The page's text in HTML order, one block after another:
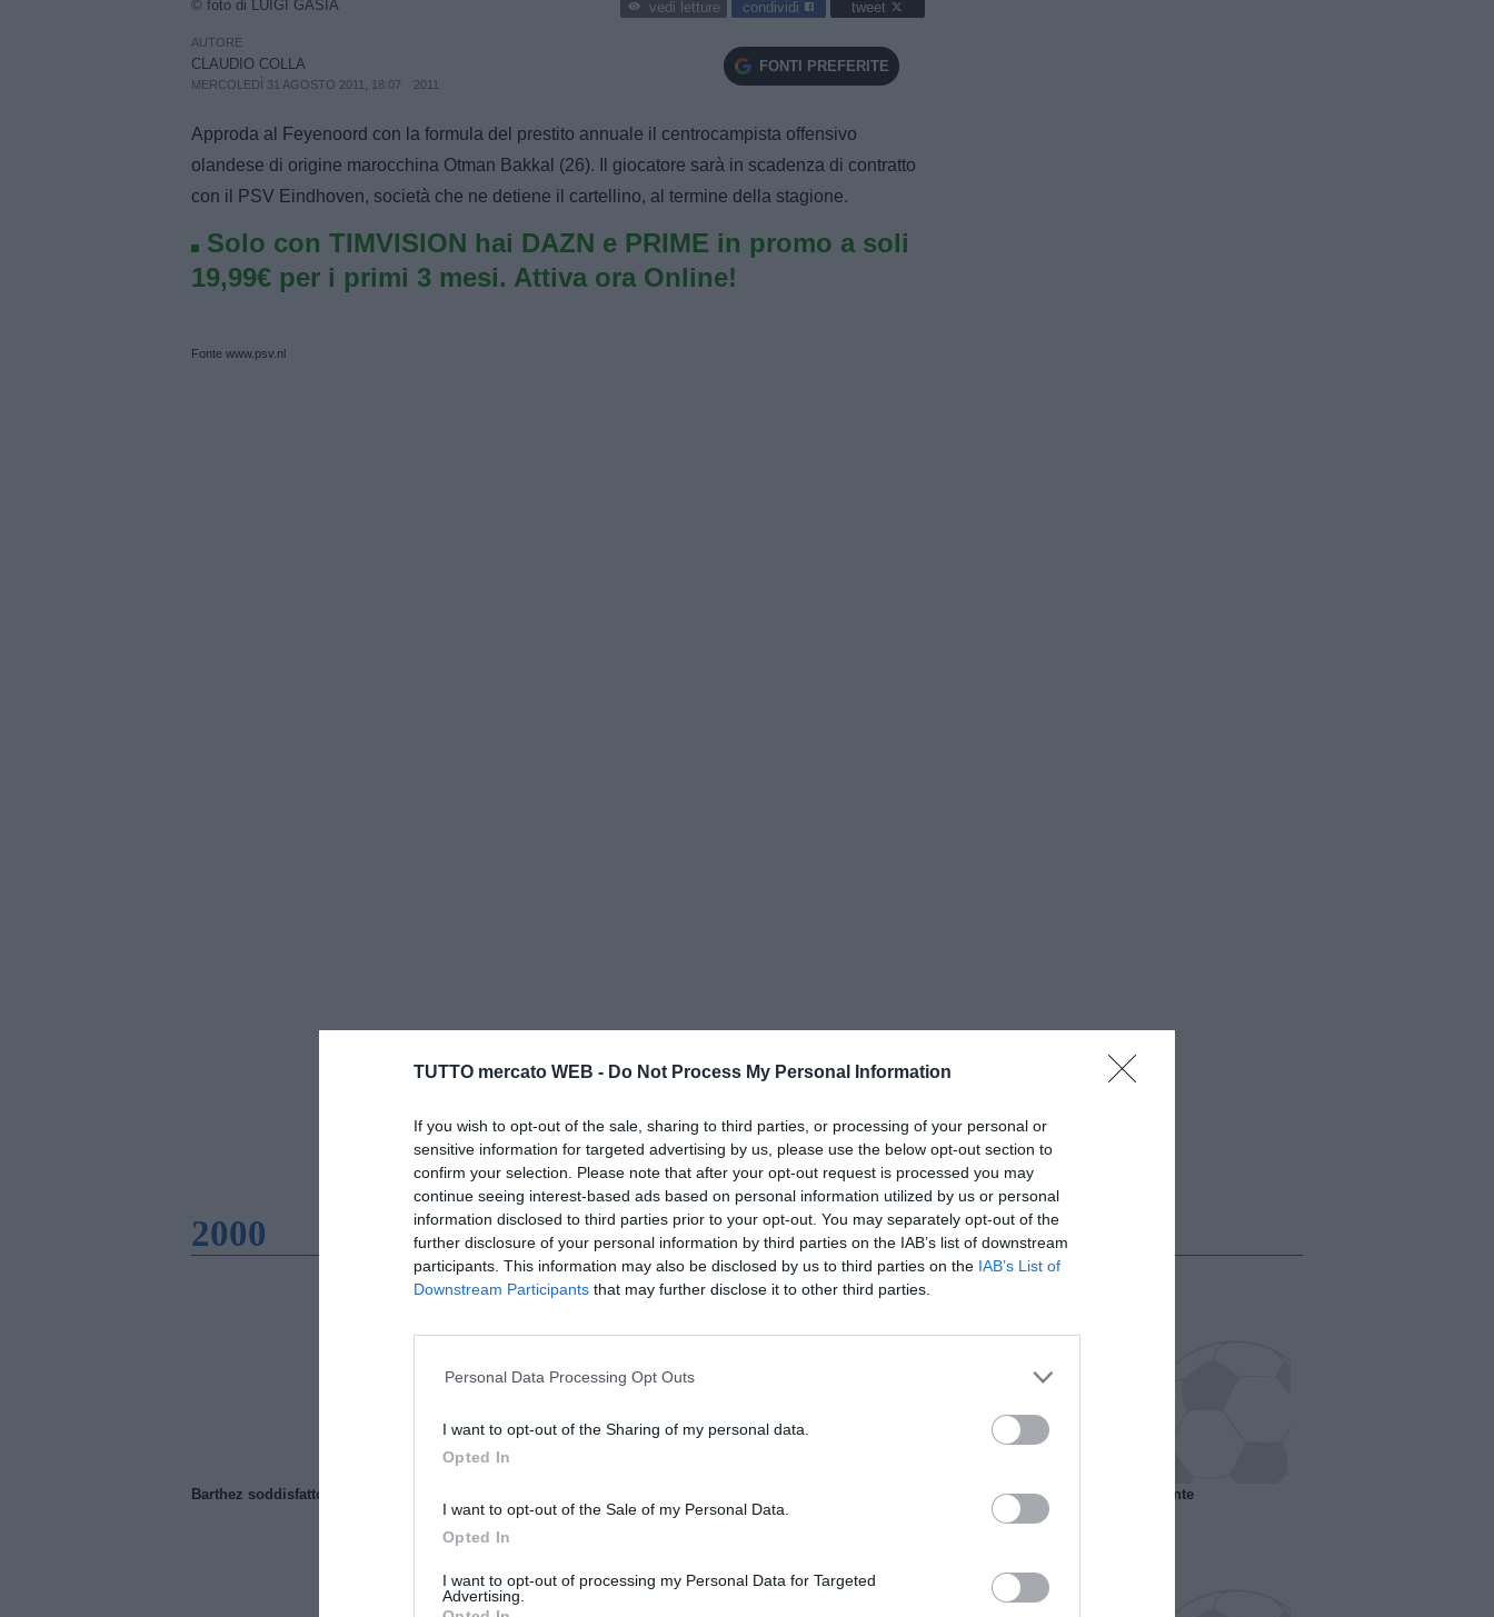
TUTTO mercato WEB - Do Not Process My Personal Information
If you wish to opt-out of the sale, sharing to third parties, or processing of your personal or
sensitive information for targeted advertising by us, please use the below opt-out section to
confirm your selection. Please note that after your opt-out request is processed you may
continue seeing interest-based ads based on personal information utilized by us or personal
information disclosed to third parties prior to your opt-out. You may separately opt-out of the
further disclosure of your personal information by third parties on the IAB’s list of downstream
participants. This information may also be disclosed by us to third parties on the IAB’s List of
Downstream Participants that may further disclose it to other third parties.
Personal Data Processing Opt Outs
I want to opt-out of the Sharing of my personal data.
Opted In
I want to opt-out of the Sale of my Personal Data.
Opted In
I want to opt-out of processing my Personal Data for Targeted
Advertising.
© foto di LUIGI GASIA vedi letture condividi tweet
AUTORE
CLAUDIO COLLA
MERCOLEDÌ 31 AGOSTO 2011, 18:07 2011
FONTI PREFERITE
Approda al Feyenoord con la formula del prestito annuale il centrocampista offensivo
olandese di origine marocchina Otman Bakkal (26). Il giocatore sarà in scadenza di contratto
con il PSV Eindhoven, società che ne detiene il cartellino, al termine della stagione.
Solo con TIMVISION hai DAZN e PRIME in promo a soli
19,99€ per i primi 3 mesi. Attiva ora Online!
Fonte www.psv.nl
2000
Barthez soddisfatto del Manchester United Francia, il Marsiglia senza presidente